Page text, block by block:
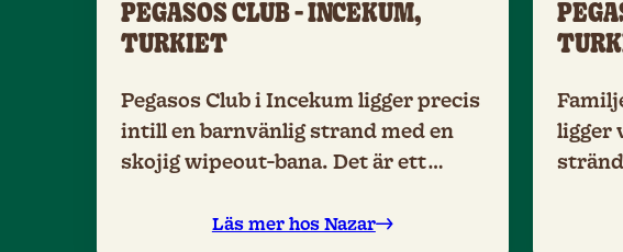
PEGASOS CLUB - INCEKUM,
TURKIET
Pegasos Club i Incekum ligger precis
intill en barnvänlig strand med en
skojig wipeout-bana. Det är ett
barnfamiljer med härliga pooler! När
Läs mer hos Nazar
ligger
barer